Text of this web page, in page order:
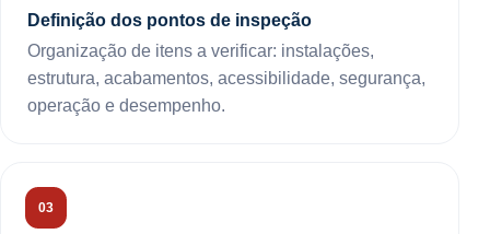
Definição dos pontos de inspeção
Organização de itens a verificar: instalações,
estrutura, acabamentos, acessibilidade, segurança,
operação e desempenho.